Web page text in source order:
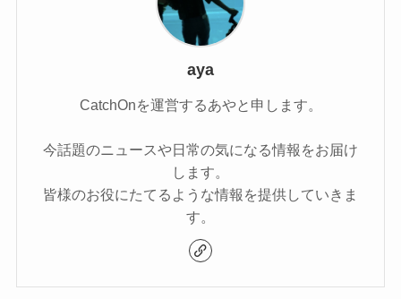
aya
CatchOnを運営するあやと申します。
今話題のニュースや日常の気になる情報をお届け
します。
皆様のお役にたてるような情報を提供していきま
す。